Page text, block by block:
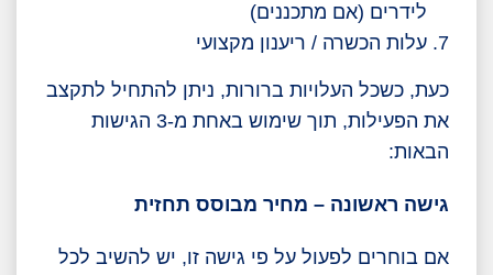
לידרים (אם מתכננים)
עלות הכשרה / ריענון מקצועי
כעת, כשכל העלויות ברורות, ניתן להתחיל לתקצב
את הפעילות, תוך שימוש באחת מ-3 הגישות
הבאות:
גישה ראשונה – מחיר מבוסס תחזית
אם בוחרים לפעול על פי גישה זו, יש להשיב לכל